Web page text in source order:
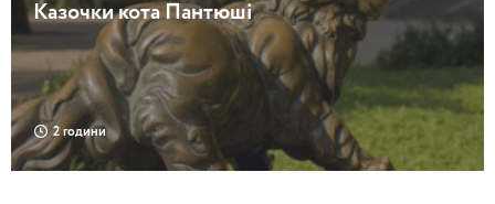
Казочки кота Пантюші
2 години